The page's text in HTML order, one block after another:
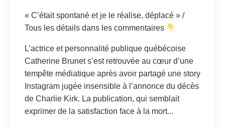
« C’était spontané et je le réalise, déplacé » /
Tous les détails dans les commentaires
L’actrice et personnalité publique québécoise
Catherine Brunet s’est retrouvée au cœur d’une
tempête médiatique après avoir partagé une story
Instagram jugée insensible à l’annonce du décès
de Charlie Kirk. La publication, qui semblait
exprimer de la satisfaction face à la mort...